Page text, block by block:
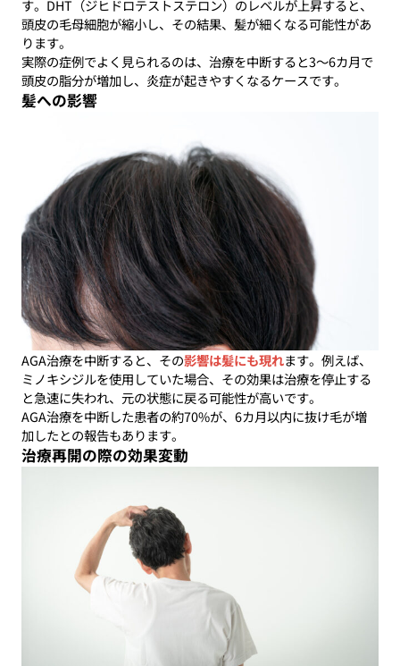
す。DHT（ジヒドロテストステロン）のレベルが上昇すると、
頭皮の毛母細胞が縮小し、その結果、髪が細くなる可能性があ
ります。
実際の症例でよく見られるのは、治療を中断すると3〜6カ月で
頭皮の脂分が増加し、炎症が起きやすくなるケースです。
髪への影響
AGA治療を中断すると、その影響は髪にも現れます。例えば、
ミノキシジルを使用していた場合、その効果は治療を停止する
と急速に失われ、元の状態に戻る可能性が高いです。
AGA治療を中断した患者の約70%が、6カ月以内に抜け毛が増
加したとの報告もあります。
治療再開の際の効果変動